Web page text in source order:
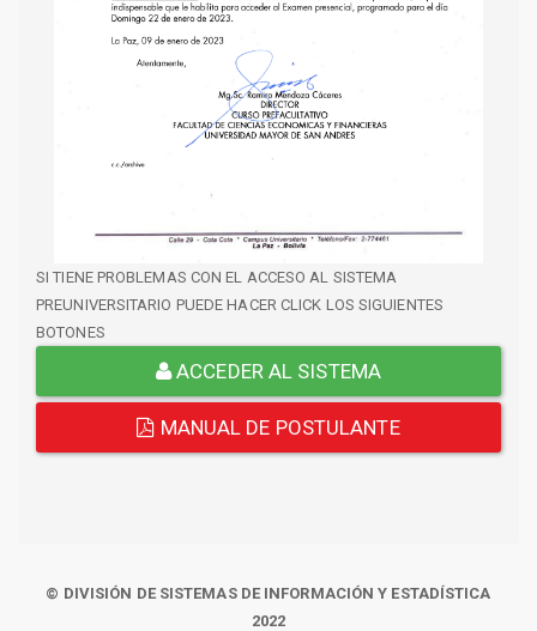
SI TIENE PROBLEMAS CON EL ACCESO AL SISTEMA
PREUNIVERSITARIO PUEDE HACER CLICK LOS SIGUIENTES
BOTONES
ACCEDER AL SISTEMA
MANUAL DE POSTULANTE
© DIVISIÓN DE SISTEMAS DE INFORMACIÓN Y ESTADÍSTICA
2022